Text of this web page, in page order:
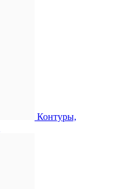
Контуры,